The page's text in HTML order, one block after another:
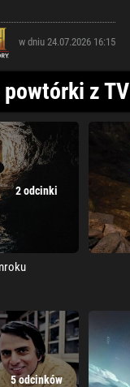
w dniu 24.07.2026 16:15
z TV
2 odcinki
5 odcinków